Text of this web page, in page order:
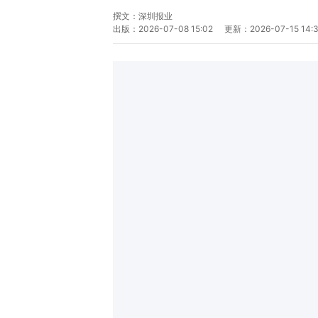
撰文： 深圳报业
出版： 2026-07-08 15:02 更新： 2026-07-15